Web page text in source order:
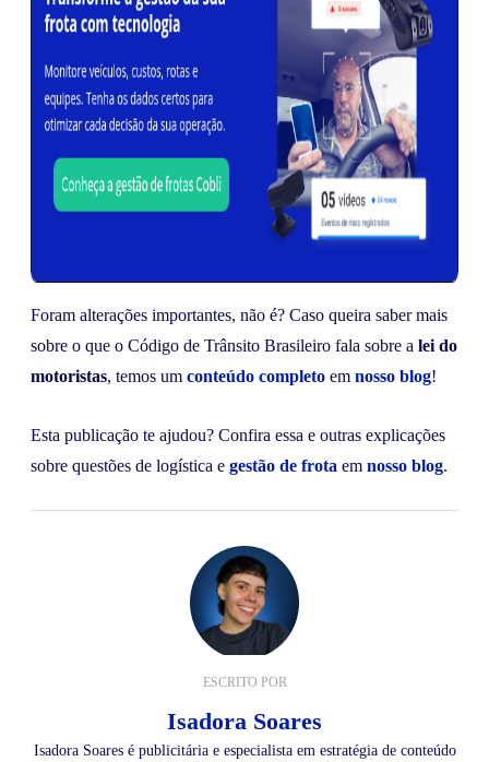
Foram alterações importantes, não é? Caso queira saber mais
sobre o que o Código de Trânsito Brasileiro fala sobre a lei do
motoristas, temos um conteúdo completo em nosso blog!
Esta publicação te ajudou? Confira essa e outras explicações
sobre questões de logística e gestão de frota em nosso blog.
ESCRITO POR
Isadora Soares
Isadora Soares é publicitária e especialista em estratégia de conteúdo